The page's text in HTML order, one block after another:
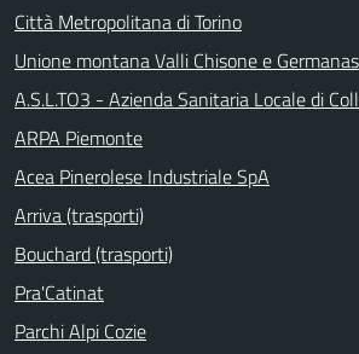
Città Metropolitana di Torino
Unione montana Valli Chisone e
A.S.L.TO3 - Azienda Sanitaria Locale di
ARPA Piemonte
Acea Pinerolese Industriale SpA
Arriva (trasporti)
Bouchard (trasporti)
Pra'Catinat
Parchi Alpi Cozie